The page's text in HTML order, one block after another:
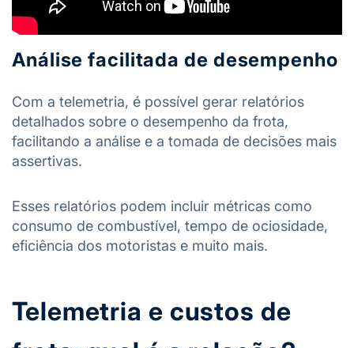
Análise facilitada de desempenho
Com a telemetria, é possível gerar relatórios
detalhados sobre o desempenho da frota,
facilitando a análise e a tomada de decisões mais
assertivas.
Esses relatórios podem incluir métricas como
consumo de combustível, tempo de ociosidade,
eficiência dos motoristas e muito mais.
Telemetria e custos de